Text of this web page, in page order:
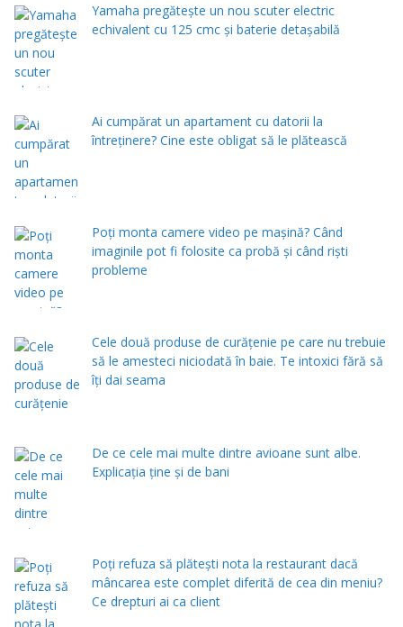
Yamaha pregătește un nou scuter electric
echivalent cu 125 cmc și baterie detașabilă
Ai cumpărat un apartament cu datorii la
întreținere? Cine este obligat să le plătească
Poți monta camere video pe mașină? Când
imaginile pot fi folosite ca probă și când riști
probleme
Cele două produse de curăţenie pe care nu trebuie
să le amesteci niciodată în baie. Te intoxici fără să
îţi dai seama
De ce cele mai multe dintre avioane sunt albe.
Explicația ține și de bani
Poți refuza să plătești nota la restaurant dacă
mâncarea este complet diferită de cea din meniu?
Ce drepturi ai ca client